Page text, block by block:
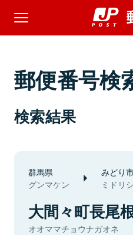
郵便番号検
検索結果
群馬県
グンマケン
みどり
ミドリシ
大間々町長尾
オオママチョウナガオネ